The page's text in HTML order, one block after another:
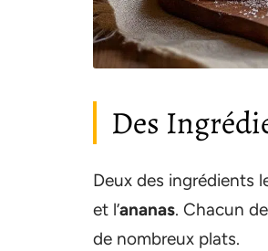
Des
Deux des ingrédients
et l’ananas. Chacun
de nombreux plats.